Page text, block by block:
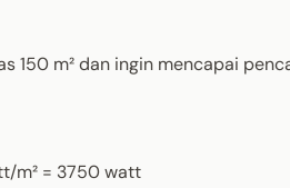
150 m² dan ingin mencapai
m² = 3750 watt